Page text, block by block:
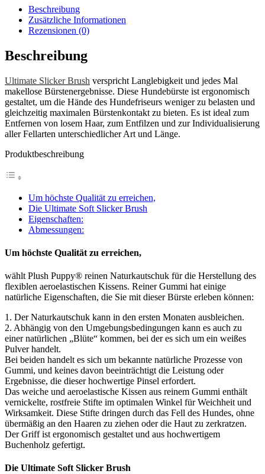
Beschreibung
Zusätzliche Informationen
Rezensionen (0)
Beschreibung
Ultimate Slicker Brush verspricht Langlebigkeit und jedes Mal
makellose Bürstenergebnisse. Diese Hundebürste ist ergonomisch
gestaltet, um die Hände des Hundefriseurs weniger zu belasten und
gleichzeitig maximalen Bürstenkontakt zu bieten. Es ist ideal zum
Entfernen von losem Haar, zum Entfilzen und zur Individualisierung
aller Fellarten unterschiedlicher Art und Länge.
Produktbeschreibung
Um höchste Qualität zu erreichen,
Die Ultimate Soft Slicker Brush
Eigenschaften:
Abmessungen:
Um höchste Qualität zu erreichen,
wählt Plush Puppy® reinen Naturkautschuk für die Herstellung des
flexiblen aeroelastischen Kissens. Reiner Gummi hat einige
natürliche Eigenschaften, die Sie mit dieser Bürste erleben können:
1. Der Naturkautschuk kann in den ersten Monaten ausbleichen.
2. Abhängig von den Umgebungsbedingungen kann es auch zu
einer natürlichen „Blüte“ kommen, bei der es sich um ein weißes
Pulver handelt.
Bei beiden handelt es sich um bekannte natürliche Prozesse von
Gummi, und keines davon beeinträchtigt die Leistung oder
Ergebnisse, die dieser hochwertige Pinsel erfordert.
Das weiche und aeroelastische Kissen aus reinem Gummi enthält
vernickelte, rostfreie Stifte im optimalen Winkel für Weichheit und
Wirksamkeit. Diese Stifte dringen durch das Fell des Hundes, ohne
übermäßig an den Haaren zu ziehen oder die Haut zu zerkratzen.
Der Griff ist ergonomisch gestaltet und aus hochwertigem
Buchenholz gefertigt.
Die Ultimate Soft Slicker Brush